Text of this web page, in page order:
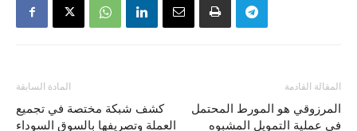
المادة السابقة
كشف شبكة مختصة في تجميع
العملة وتصريفها بالسوق السوداء
المقالة القادمة
المرزوقي هو المورط المحتمل
في عملية التمويل المشبوه